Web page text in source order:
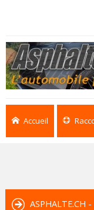
Accueil
ASPHALTE.CH